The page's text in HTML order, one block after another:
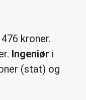
kroner.
Ingeniør i
(stat) og